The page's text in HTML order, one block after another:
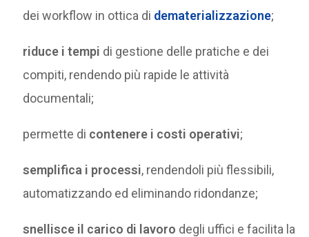
dei workflow in ottica di dematerializzazione;
riduce i tempi di gestione delle pratiche e dei
compiti, rendendo più rapide le attività
documentali;
permette di contenere i costi operativi;
semplifica i processi, rendendoli più flessibili,
automatizzando ed eliminando ridondanze;
snellisce il carico di lavoro degli uffici e facilita la